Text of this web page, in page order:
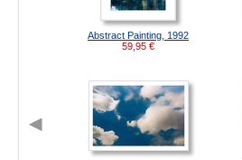
Abstract Painting, 1992
59,95 €